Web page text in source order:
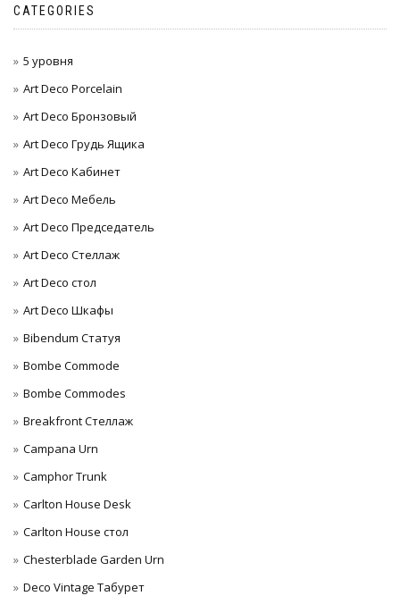
CATEGORIES
5 уровня
Art Deco Porcelain
Art Deco Бронзовый
Art Deco Грудь Ящика
Art Deco Кабинет
Art Deco Мебель
Art Deco Председатель
Art Deco Стеллаж
Art Deco стол
Art Deco Шкафы
Bibendum Статуя
Bombe Commode
Bombe Commodes
Breakfront Стеллаж
Campana Urn
Camphor Trunk
Carlton House Desk
Carlton House стол
Chesterblade Garden Urn
Deco Vintage Табурет